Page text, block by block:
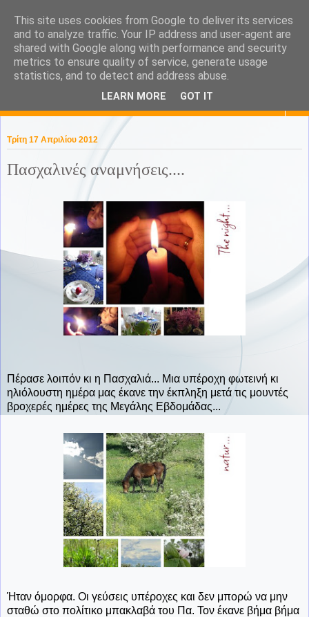
KaPa. Me without you...tea
without a biscuit!
Τρίτη 17 Απριλίου 2012
Πασχαλινές αναμνήσεις....
Πέρασε λοιπόν κι η Πασχαλιά... Μια υπέροχη φωτεινή κι
ηλιόλουστη ημέρα μας έκανε την έκπληξη μετά τις μουντές
βροχερές ημέρες της Μεγάλης Εβδομάδας...
Ήταν όμορφα. Οι γεύσεις υπέροχες και δεν μπορώ να μην
σταθώ στο πολίτικο μπακλαβά του Πα. Τον έκανε βήμα βήμα
This site uses cookies from Google to deliver its services
and to analyze traffic. Your IP address and user-agent are
shared with Google along with performance and security
metrics to ensure quality of service, generate usage
statistics, and to detect and address abuse.
LEARN MORE GOT IT